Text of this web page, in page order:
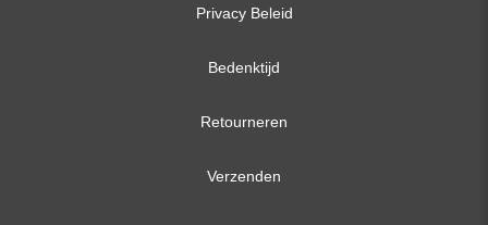
Privacy Beleid
Bedenktijd
Retourneren
Verzenden